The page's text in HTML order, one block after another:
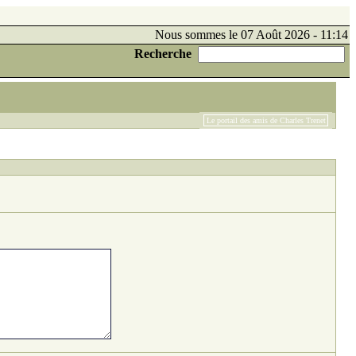
Nous sommes le 07 Août 2026 - 11:14
Recherche
Le portail des amis de Charles Trenet